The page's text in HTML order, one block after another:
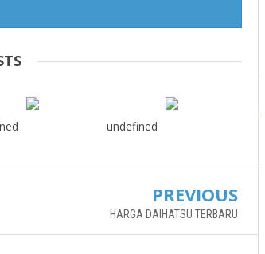
undefined
PREVIOUS
HARGA DAIHATSU TERBARU